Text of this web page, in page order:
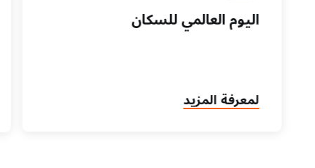
اليوم العالمي للسكان
لمعرفة المزيد